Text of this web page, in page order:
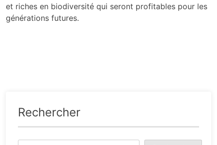
et riches en biodiversité qui seront profitables pour les
générations futures.
Rechercher